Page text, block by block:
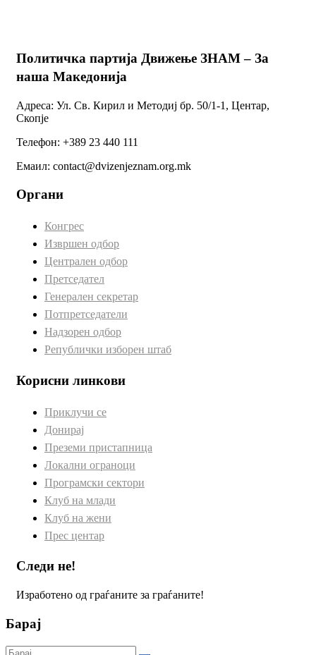
Политичка партија Движење ЗНАМ – За
наша Македонија
Адреса: Ул. Св. Кирил и Методиј бр. 50/1-1, Центар,
Скопје
Телефон: +389 23 440 111
Емаил: contact@dvizenjeznam.org.mk
Органи
Конгрес
Извршен одбор
Централен одбор
Претседател
Генерален секретар
Потпретседатели
Надзорен одбор
Републички изборен штаб
Корисни линкови
Приклучи се
Донирај
Преземи пристапница
Локални ограноци
Програмски сектори
Клуб на млади
Клуб на жени
Прес центар
Следи не!
Изработено од граѓаните за граѓаните!
Барај